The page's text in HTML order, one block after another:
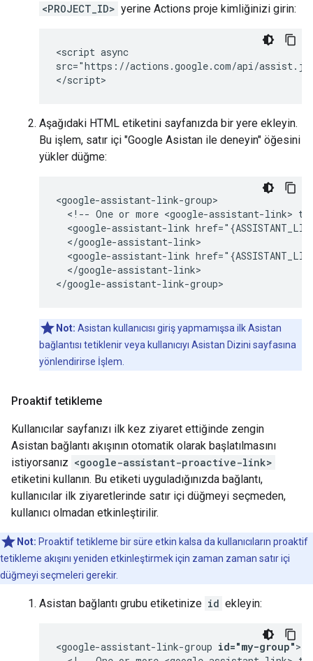
<PROJECT_ID> yerine Actions proje kimliğinizi girin:
<script async
src="https://actions.google.com/api/
Aşağıdaki HTML etiketini sayfanızda bir yere ekleyin.
Bu işlem, satır içi "Google Asistan ile deneyin" öğesini
yükler düğme:
<google-assistant-link-group>
<!-- One or more <google-assistant-link>
<google-assistant-link
  </google-assistant-link>
<google-assistant-link
  </google-assistant-link>
Not: Asistan kullanıcısı giriş yapmamışsa ilk Asistan
bağlantısı tetiklenir veya kullanıcıyı Asistan Dizini sayfasına
yönlendirirse İşlem.
Proaktif tetikleme
Kullanıcılar sayfanızı ilk kez ziyaret ettiğinde zengin
Asistan bağlantı akışının otomatik olarak başlatılmasını
istiyorsanız <google-assistant-proactive-link>
etiketini kullanın. Bu etiketi uyguladığınızda bağlantı,
kullanıcılar ilk ziyaretlerinde satır içi düğmeyi seçmeden,
kullanıcı olmadan etkinleştirilir.
Not: Proaktif tetikleme bir süre etkin kalsa da kullanıcıların proaktif
tetikleme akışını yeniden etkinleştirmek için zaman zaman satır içi
düğmeyi seçmeleri gerekir.
Asistan bağlantı grubu etiketinize id ekleyin:
<google-assistant-link-group id="my-group">